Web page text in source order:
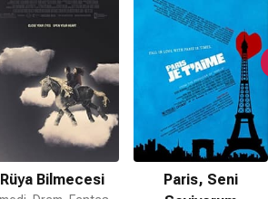
Rüya Bilmecesi
Paris, Seni